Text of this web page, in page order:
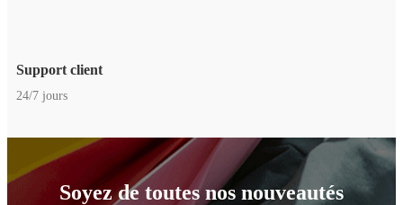
Support client
24/7 jours
Soyez de toutes nos nouveautés